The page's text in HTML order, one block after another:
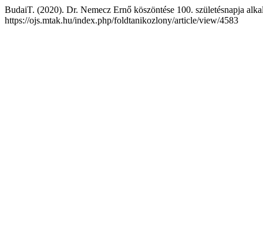
BudaiT. (2020). Dr. Nemecz Ernő köszöntése 100. születésnapja
https://ojs.mtak.hu/index.php/foldtanikozlony/article/view/4583